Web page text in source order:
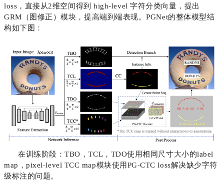
loss，直接从2维空间得到 high-level 字符分类向量，提出
GRM（图修正）模块，提高端到端表现。PGNet的整体模型结
构如下图：
在训练阶段：TBO，TCL，TDO使用相同尺寸大小的label
map，pixel-level TCC map模块使用PG-CTC loss解决缺少字符
级标注的问题。